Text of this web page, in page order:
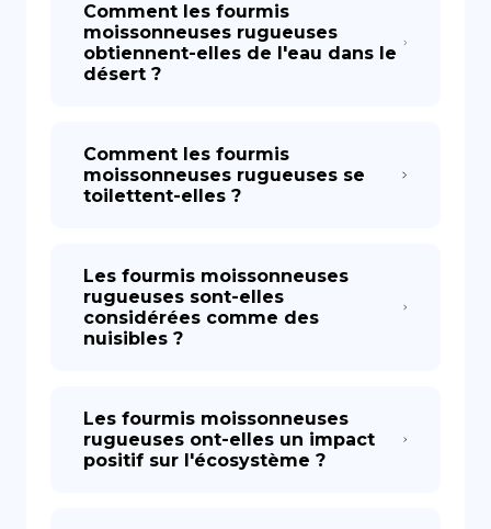
Comment les fourmis
moissonneuses rugueuses
obtiennent-elles de l'eau dans le
désert ?
Comment les fourmis
moissonneuses rugueuses se
toilettent-elles ?
Les fourmis moissonneuses
rugueuses sont-elles
considérées comme des
nuisibles ?
Les fourmis moissonneuses
rugueuses ont-elles un impact
positif sur l'écosystème ?